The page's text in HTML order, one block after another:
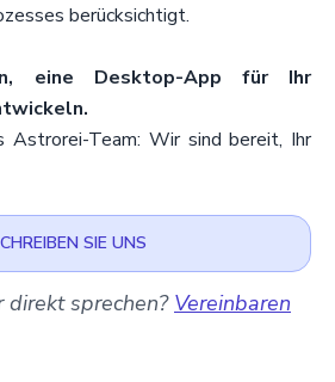
berücksichtigt.
eine Desktop-App für Ihr
Astrorei-Team: Wir sind bereit, Ihr
SIE UNS
direkt sprechen? Vereinbaren